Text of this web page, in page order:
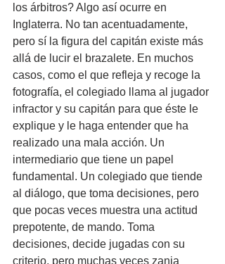
los árbitros? Algo así ocurre en
Inglaterra. No tan acentuadamente,
pero sí la figura del capitán existe más
allá de lucir el brazalete. En muchos
casos, como el que refleja y recoge la
fotografía, el colegiado llama al jugador
infractor y su capitán para que éste le
explique y le haga entender que ha
realizado una mala acción. Un
intermediario que tiene un papel
fundamental. Un colegiado que tiende
al diálogo, que toma decisiones, pero
que pocas veces muestra una actitud
prepotente, de mando. Toma
decisiones, decide jugadas con su
criterio, pero muchas veces zanja